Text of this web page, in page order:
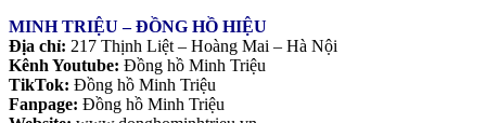
MINH TRIỆU – ĐỒNG HỒ HIỆU
Địa chỉ: 217 Thịnh Liệt – Hoàng Mai – Hà Nội
Kênh Youtube: Đồng hồ Minh Triệu
TikTok: Đồng hồ Minh Triệu
Fanpage: Đồng hồ Minh Triệu